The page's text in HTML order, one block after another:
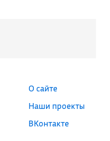
О сайте
Наши проекты
ВКонтакте